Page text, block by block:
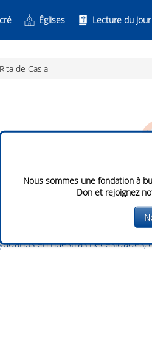
Églises Lecture du jour
de Casia
Santa
de madre dedicada al
señor y llegar a la
en nuestras
Nous sommes une fondation à
Don et rejoignez
Focus